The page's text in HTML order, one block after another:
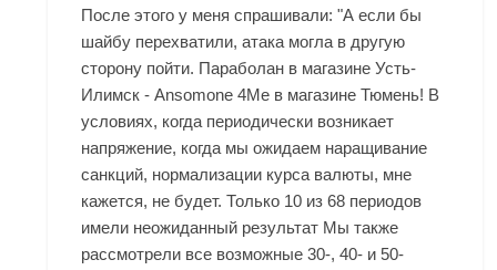
После этого у меня спрашивали: "А если бы
шайбу перехватили, атака могла в другую
сторону пойти. Параболан в магазине Усть-
Илимск - Ansomone 4Me в магазине Тюмень! В
условиях, когда периодически возникает
напряжение, когда мы ожидаем наращивание
санкций, нормализации курса валюты, мне
кажется, не будет. Только 10 из 68 периодов
имели неожиданный результат Мы также
рассмотрели все возможные 30-, 40- и 50-